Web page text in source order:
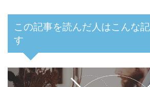
この記事を読んだ人はこんな
す